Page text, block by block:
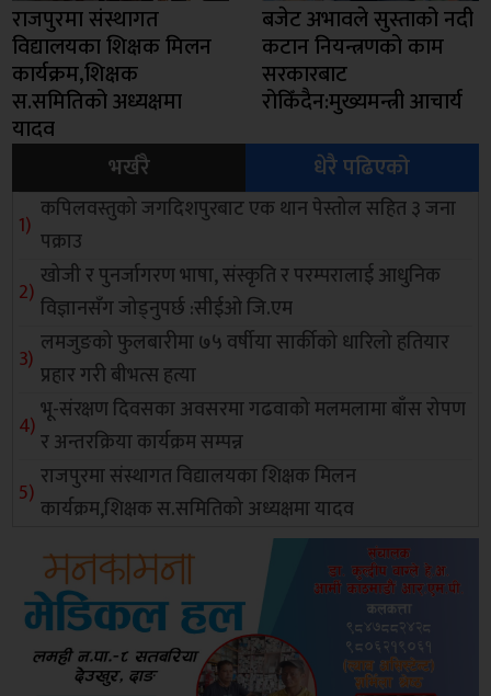
राजपुरमा संस्थागत
विद्यालयका शिक्षक मिलन
कार्यक्रम,शिक्षक
स.समितिको अध्यक्षमा
यादव
बजेट अभावले सुस्ताको नदी
कटान नियन्त्रणको काम
सरकारबाट
रोकिँदैन:मुख्यमन्त्री आचार्य
भर्खरै
धेरै पढिएको
कपिलवस्तुको जगदिशपुरबाट एक थान पेस्तोल सहित ३ जना
पक्राउ
खोजी र पुनर्जागरण भाषा, संस्कृति र परम्परालाई आधुनिक
विज्ञानसँग जोड्नुपर्छ :सीईओ जि.एम
लमजुङको फुलबारीमा ७५ वर्षीया सार्कीको धारिलो हतियार
प्रहार गरी बीभत्स हत्या
भू-संरक्षण दिवसका अवसरमा गढवाको मलमलामा बाँस रोपण
र अन्तरक्रिया कार्यक्रम सम्पन्न
राजपुरमा संस्थागत विद्यालयका शिक्षक मिलन
कार्यक्रम,शिक्षक स.समितिको अध्यक्षमा यादव